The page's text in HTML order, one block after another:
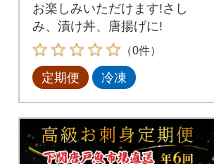
お楽しみいただけます!さし
み、漬け丼、唐揚げに!
（0件）
定期便 冷凍